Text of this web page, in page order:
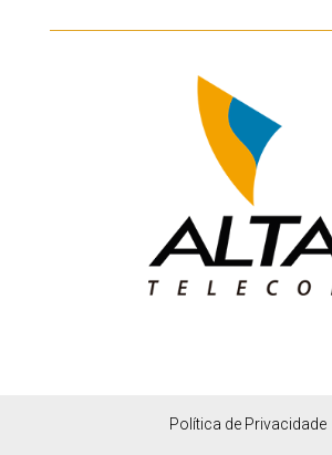
Política de Privacidade